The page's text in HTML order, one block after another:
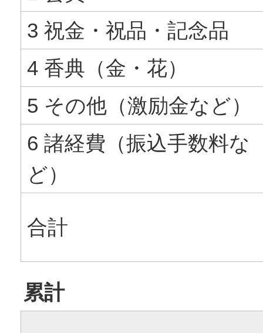
3 祝金・祝品・記念品
4 香典（金・花）
5 その他（激励金など）
6 諸経費（振込手数料な
ど）
合計
累計